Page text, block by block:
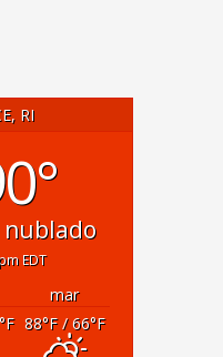
RI
EDT
mar
88°F/ 66°F